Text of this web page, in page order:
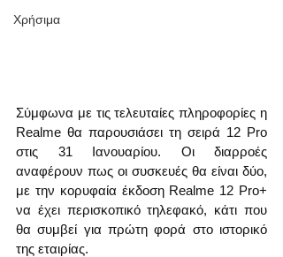
Χρήσιμα
Σύμφωνα με τις τελευταίες πληροφορίες η
Realme θα παρουσιάσει τη σειρά 12 Pro
στις 31 Ιανουαρίου. Οι διαρροές
αναφέρουν πως οι συσκευές θα είναι δύο,
με την κορυφαία έκδοση Realme 12 Pro+
να έχει περισκοπικό τηλεφακό, κάτι που
θα συμβεί για πρώτη φορά στο ιστορικό
της εταιρίας.